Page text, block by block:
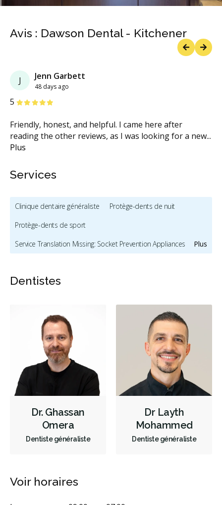
PreviousNext
Avis : Dawson Dental - Kitchener
J Jenn Garbett
48 days ago
5 étoiles
Friendly, honest, and helpful. I came here after
reading the other reviews, as I was looking for a new...
Plus
étoiles
étoiles
étoiles
étoiles
Services
Plus
Clinique dentaire généraliste
Protège-dents de nuit
Protège-dents de sport
Service Translation Missing: Socket Prevention Appliances
Traitement de l'ATM
Sédation - enfants
Restauration complète de la bouche (cosmétique)
Remodelage de gencives
Blanchiment des dents
Facettes
Lumineers
Prothèses dentaires
Dépistage du cancer de la bouche
Diagnostic des troubles de l'ATM
Radiographies numériques
Urgence - Fins de semaine
Dentistes
Dr. Ghassan
Omera
Dentiste généraliste
Dr Layth
Mohammed
Dentiste généraliste
Voir horaires